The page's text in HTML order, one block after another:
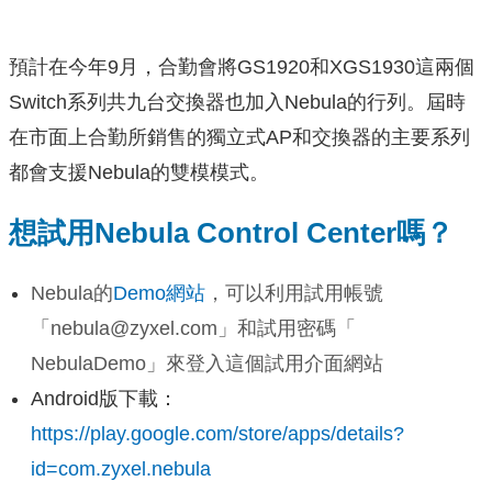
預計在今年9月，合勤會將GS1920和XGS1930這兩個
Switch系列共九台交換器也加入Nebula的行列。屆時
在市面上合勤所銷售的獨立式AP和交換器的主要系列
都會支援Nebula的雙模模式。
想試用Nebula Control Center嗎？
Nebula的Demo網站 ，可以利用試用帳號
「nebula@zyxel.com」和試用密碼「
NebulaDemo」來登入這個試用介面網站
Android版下載：
https://play.google.com/store/apps/details?
id=com.zyxel.nebula